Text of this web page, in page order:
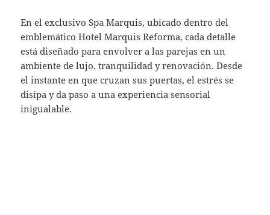
En el exclusivo Spa Marquis, ubicado dentro del
emblemático Hotel Marquis Reforma, cada detalle
está diseñado para envolver a las parejas en un
ambiente de lujo, tranquilidad y renovación. Desde
el instante en que cruzan sus puertas, el estrés se
disipa y da paso a una experiencia sensorial
inigualable.